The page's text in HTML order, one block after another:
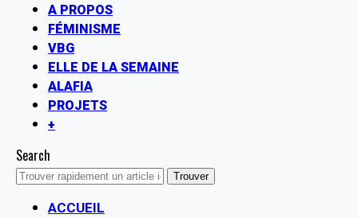
A PROPOS
FÉMINISME
VBG
ELLE DE LA SEMAINE
ALAFIA
PROJETS
+
Search
ACCUEIL